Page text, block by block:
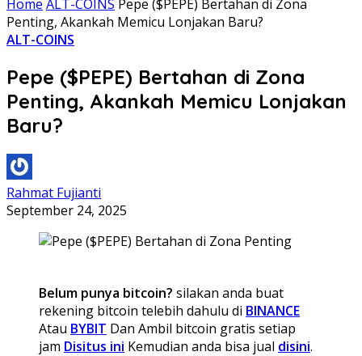
Home ALT-COINS Pepe ($PEPE) Bertahan di Zona
Penting, Akankah Memicu Lonjakan Baru?
ALT-COINS
Pepe ($PEPE) Bertahan di Zona
Penting, Akankah Memicu Lonjakan
Baru?
Rahmat Fujianti
September 24, 2025
Belum punya bitcoin? silakan anda buat
rekening bitcoin telebih dahulu di BINANCE
Atau BYBIT Dan Ambil bitcoin gratis setiap
jam Disitus ini Kemudian anda bisa jual disini.